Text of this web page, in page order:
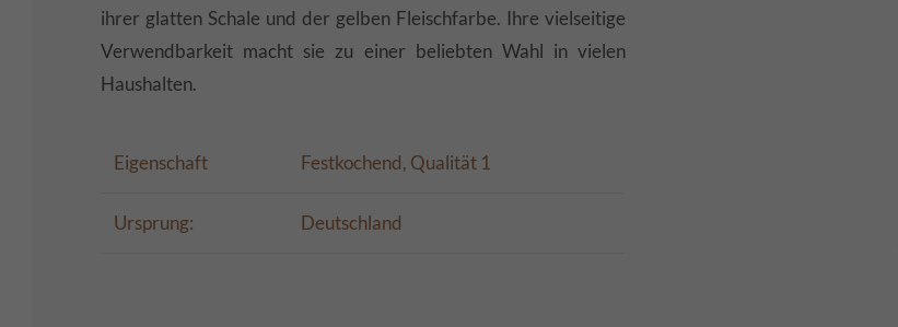
ihrer glatten Schale und der gelben Fleischfarbe. Ihre vielseitige
Verwendbarkeit macht sie zu einer beliebten Wahl in vielen
Haushalten.
Eigenschaft Festkochend, Qualität 1
Ursprung: Deutschland